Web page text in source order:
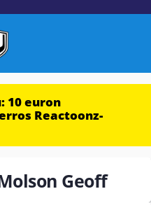
10 euron
Reactoonz-
Geoff